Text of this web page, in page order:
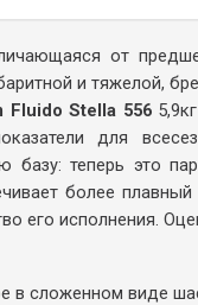
от
и тяжелой,
Fluido Stella 556
для
базу: теперь это
более
его исполнения.
в сложенном виде